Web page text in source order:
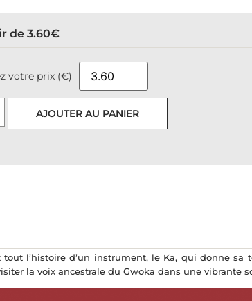
de3.60€
votre prix (€)
AJOUTER AU PANIER
tout l’histoire d’un instrument, le Ka, qui donne
la voix ancestrale du Gwoka dans une vibrante